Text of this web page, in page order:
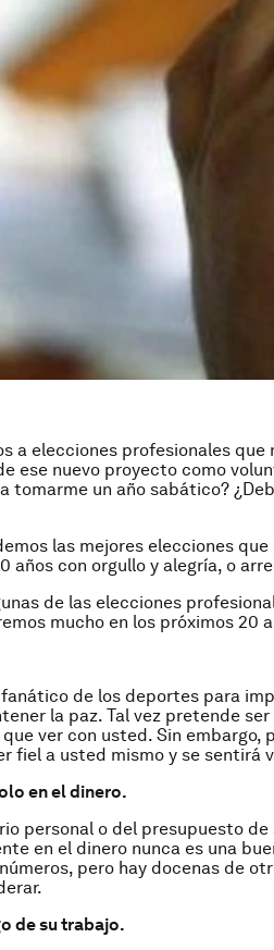
a elecciones profesionales que
ese nuevo proyecto como
tomarme un año sabático?
las mejores elecciones
años con orgullo y alegría, o
de las elecciones
mucho en los próximos 20
de los deportes para
la paz. Tal vez pretende
ver con usted. Sin embargo,
fiel a usted mismo y se sentirá
en el dinero.
personal o del presupuesto
en el dinero nunca es una
pero hay docenas de
de su trabajo.